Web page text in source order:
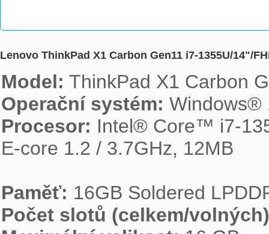
Lenovo ThinkPad X1 Carbon Gen11 i7-1355U/14"/
Model:
Operační systém:
Procesor: Intel® Core™ i7-
E-core 1.2 / 3.7GHz, 12MB
Paměť:
Počet slotů (celkem/